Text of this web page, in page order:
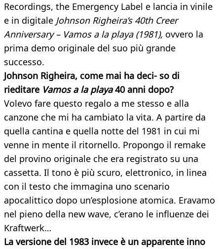
Recordings, the Emergency Label e lancia in vinile
e in digitale Johnson Righeira’s 40th Creer
Anniversary – Vamos a la playa (1981), ovvero la
prima demo originale del suo più grande
successo.
Johnson Righeira, come mai ha deci- so di
rieditare Vamos a la playa 40 anni dopo?
Volevo fare questo regalo a me stesso e alla
canzone che mi ha cambiato la vita. A partire da
quella cantina e quella notte del 1981 in cui mi
venne in mente il ritornello. Propongo il remake
del provino originale che era registrato su una
cassetta. Il tono è più scuro, elettronico, in linea
con il testo che immagina uno scenario
apocalittico dopo un’esplosione atomica. Eravamo
nel pieno della new wave, c’erano le influenze dei
Kraftwerk…
La versione del 1983 invece è un apparente inno